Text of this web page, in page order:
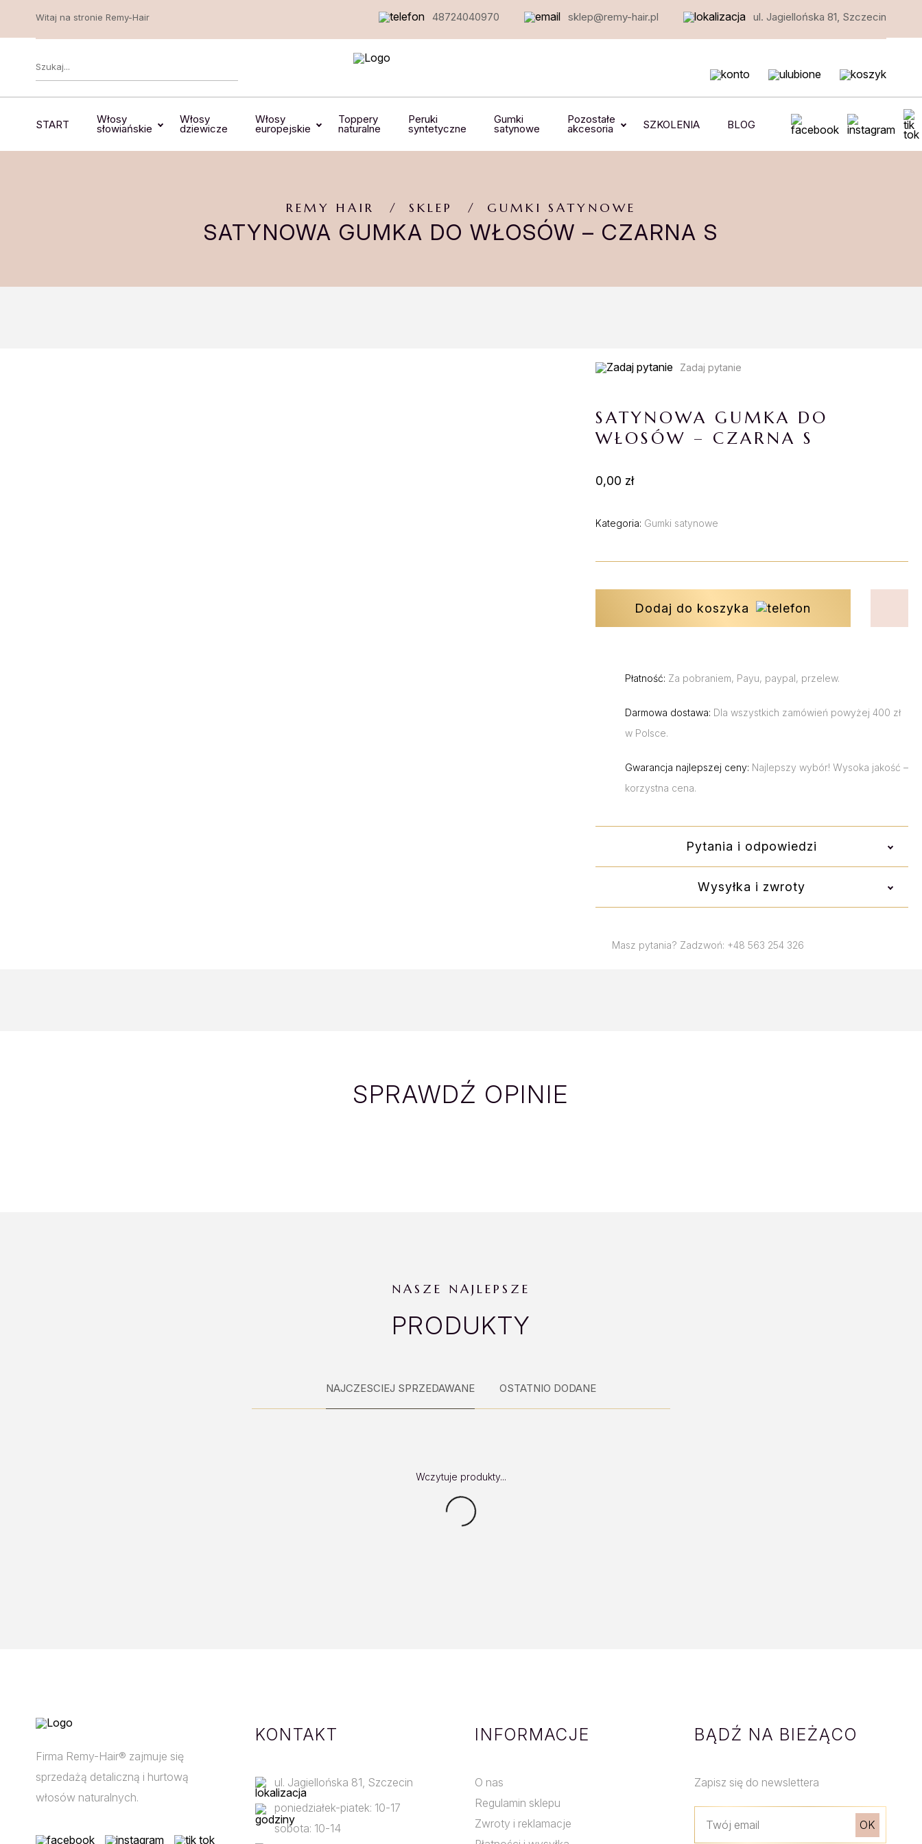
Witaj na stronie Remy-Hair 48724040970 sklep@remy-hair.pl ul. Jagiellońska 81, Szczecin
START Włosy
słowiańskie
Włosy
dziewicze
Włosy
europejskie
Toppery
naturalne
Peruki
syntetyczne
Gumki
satynowe
Pozostałe
akcesoria SZKOLENIA BLOG
REMY HAIR SKLEP GUMKI SATYNOWE
SATYNOWA GUMKA DO WŁOSÓW – CZARNA S
Zadaj pytanie
SATYNOWA GUMKA DO
WŁOSÓW – CZARNA S
0,00 zł
Kategoria: Gumki satynowe
Dodaj do koszyka
Płatność: Za pobraniem, Payu, paypal, przelew.
Darmowa dostawa: Dla wszystkich zamówień powyżej 400 zł
w Polsce.
Gwarancja najlepszej ceny: Najlepszy wybór! Wysoka jakość –
korzystna cena.
Pytania i odpowiedzi
Wysyłka i zwroty
Masz pytania? Zadzwoń: +48 563 254 326
SPRAWDŹ OPINIE
NASZE NAJLEPSZE
PRODUKTY
NAJCZESCIEJ SPRZEDAWANE OSTATNIO DODANE
Wczytuje produkty...
Firma Remy-Hair® zajmuje się
sprzedażą detaliczną i hurtową
włosów naturalnych.
KONTAKT
ul. Jagiellońska 81, Szczecin
poniedziałek-piatek: 10-17
sobota: 10-14
INFORMACJE
O nas
Regulamin sklepu
Zwroty i reklamacje
BĄDŹ NA BIEŻĄCO
Zapisz się do newslettera